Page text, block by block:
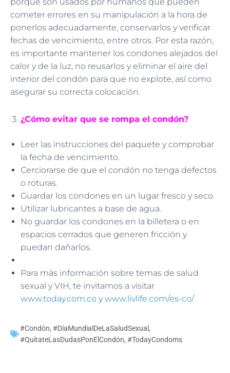
cometer errores en su manipulación a la hora de
ponerlos adecuadamente, conservarlos y verificar
fechas de vencimiento, entre otros. Por esta razón,
es importante mantener los condones alejados del
calor y de la luz, no reusarlos y eliminar el aire del
interior del condón para que no explote, así como
asegurar su correcta colocación.
¿Cómo evitar que se rompa el condón?
Leer las instrucciones del paquete y comprobar
la fecha de vencimiento.
Cerciorarse de que el condón no tenga defectos
o roturas.
Guardar los condones en un lugar fresco y seco.
Utilizar lubricantes a base de agua.
No guardar los condones en la billetera o en
espacios cerrados que generen fricción y
puedan dañarlos.
Para más información sobre temas de salud
sexual y VIH, te invitamos a visitar
www.today.com.co y www.livlife.com/es-co/
#Condón, #DíaMundialDeLaSaludSexual ,
#QuítateLasDudasPonElCondón, #TodayCondoms